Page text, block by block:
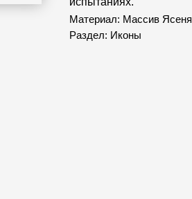
Материал: Массив Ясеня
Раздел: Иконы